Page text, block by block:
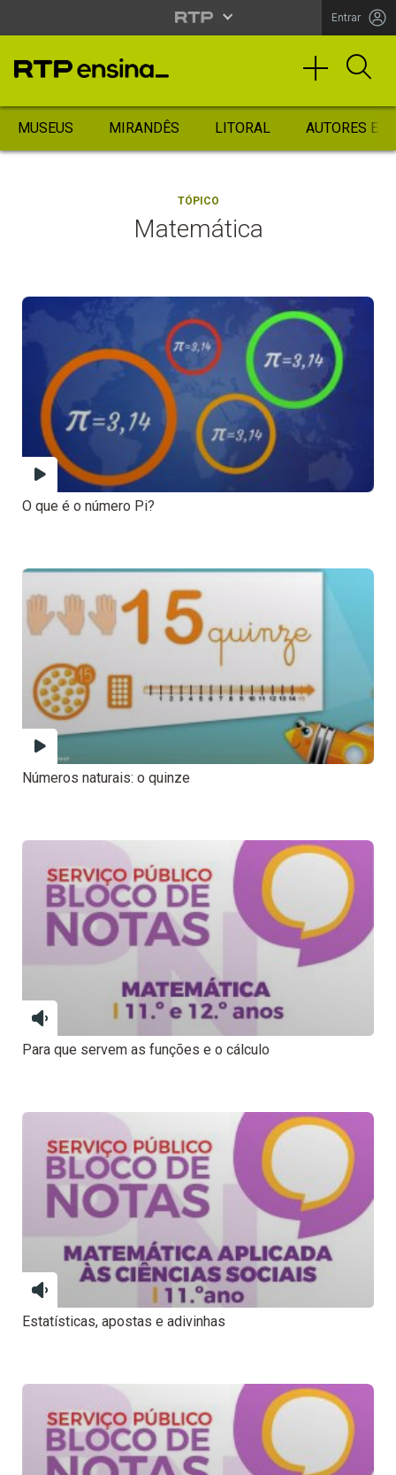
Entrar
MUSEUS MIRANDÊS LITORAL AUTORES
TÓPICO
Matemática
O que é o número Pi?
Números naturais: o quinze
Para que servem as funções e o cálculo
Estatísticas, apostas e adivinhas